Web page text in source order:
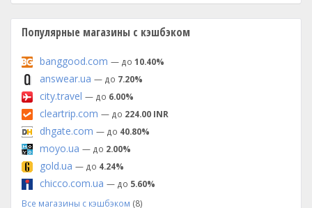
Популярные магазины с кэшбэком
banggood.com — до 10.40%
answear.ua — до 7.20%
city.travel — до 6.00%
cleartrip.com — до 224.00 INR
dhgate.com — до 40.80%
moyo.ua — до 2.00%
gold.ua — до 4.24%
chicco.com.ua — до 5.60%
Все магазины с кэшбэком (8)